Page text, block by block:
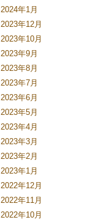
2024年1月
2023年12月
2023年10月
2023年9月
2023年8月
2023年7月
2023年6月
2023年5月
2023年4月
2023年3月
2023年2月
2023年1月
2022年12月
2022年11月
2022年10月